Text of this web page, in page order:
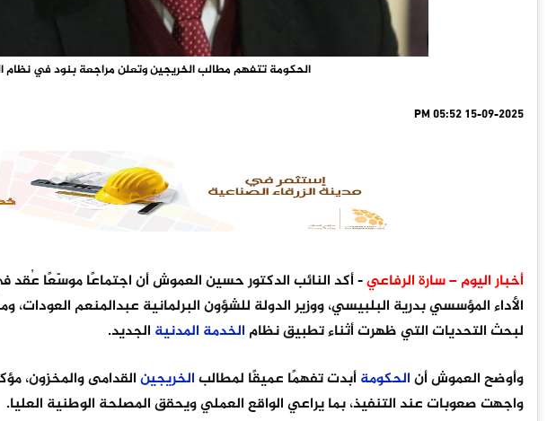
الحكومة تتفهم مطالب الخريجين وتعلن مراجعة بنود في نظام
15-09-2025 05:52 PM
أخبار اليوم – سارة الرفاعي- أكد النائب الدكتور حسين العموش أن اجتماعًا موسّعًا عُقد في
الأداء المؤسسي بدرية البلبيسي، ووزير الدولة للشؤون البرلمانية عبدالمنعم العودات،
لبحث التحديات التي ظهرت أثناء تطبيق نظام الخدمة المدنية الجديد.
وأوضح العموش أنالحكومةأبدت تفهمًا عميقًا لمطالبالخريجينالقدامى والمخزون،
واجهت صعوبات عند التنفيذ، بما يراعي الواقع العملي ويحقق المصلحة الوطنية العليا.